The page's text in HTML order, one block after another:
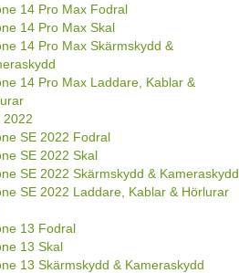
14 Pro Max Fodral
14 Pro Max Skal
14 Pro Max Skärmskydd &
14 Pro Max Laddare, Kablar &
2022
SE 2022 Fodral
SE 2022 Skal
SE 2022 Skärmskydd & Kameraskydd
SE 2022 Laddare, Kablar & Hörlurar
13 Fodral
13 Skal
13 Skärmskydd & Kameraskydd